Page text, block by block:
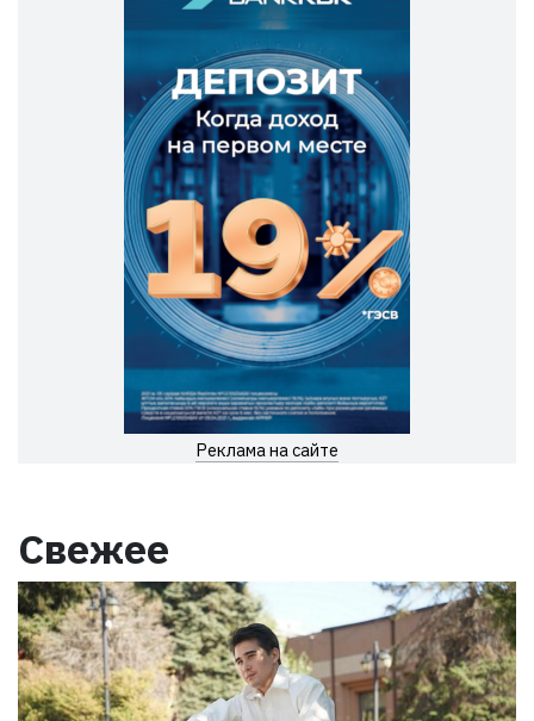
Реклама на сайте
Свежее